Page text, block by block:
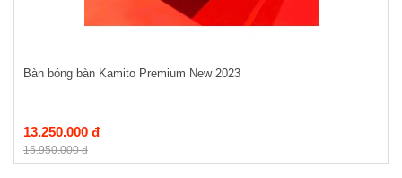
Bàn bóng bàn Kamito Premium New 2023
13.250.000 đ
15.950.000 đ